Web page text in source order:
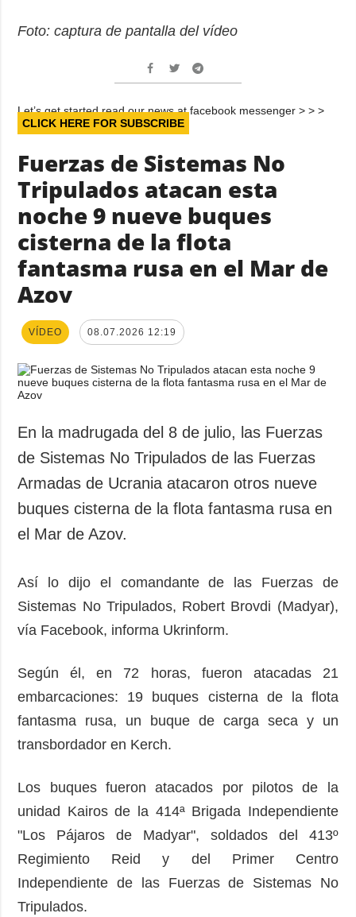
Foto: captura de pantalla del vídeo
Let’s get started read our news at facebook messenger > > >
CLICK HERE FOR SUBSCRIBE
Fuerzas de Sistemas No
Tripulados atacan esta
noche 9 nueve buques
cisterna de la flota
fantasma rusa en el Mar de
Azov
VÍDEO 08.07.2026 12:19
En la madrugada del 8 de julio, las Fuerzas
de Sistemas No Tripulados de las Fuerzas
Armadas de Ucrania atacaron otros nueve
buques cisterna de la flota fantasma rusa en
el Mar de Azov.
Así lo dijo el comandante de las Fuerzas de
Sistemas No Tripulados, Robert Brovdi (Madyar),
vía Facebook, informa Ukrinform.
Según él, en 72 horas, fueron atacadas 21
embarcaciones: 19 buques cisterna de la flota
fantasma rusa, un buque de carga seca y un
transbordador en Kerch.
Los buques fueron atacados por pilotos de la
unidad Kairos de la 414ª Brigada Independiente
"Los Pájaros de Madyar", soldados del 413º
Regimiento Reid y del Primer Centro
Independiente de las Fuerzas de Sistemas No
Tripulados.